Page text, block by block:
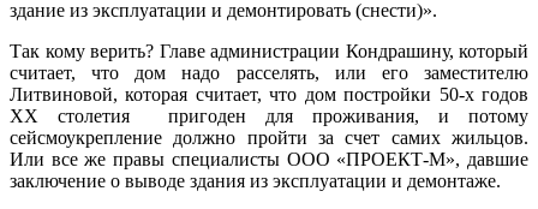
здание из эксплуатации и демонтировать (снести)».
Так кому верить? Главе администрации Кондрашину, который
считает, что дом надо расселять, или его заместителю
Литвиновой, которая считает, что дом постройки 50-х годов
ХХ столетия пригоден для проживания, и потому
сейсмоукрепление должно пройти за счет самих жильцов.
Или все же правы специалисты ООО «ПРОЕКТ-М», давшие
заключение о выводе здания из эксплуатации и демонтаже.